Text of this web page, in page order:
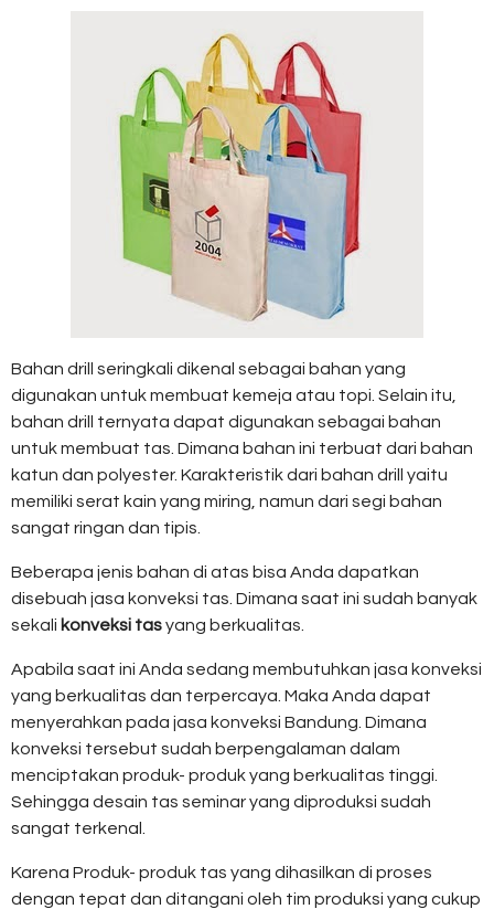
Bahan drill seringkali dikenal sebagai bahan yang
digunakan untuk membuat kemeja atau topi. Selain itu,
bahan drill ternyata dapat digunakan sebagai bahan
untuk membuat tas. Dimana bahan ini terbuat dari bahan
katun dan polyester. Karakteristik dari bahan drill yaitu
memiliki serat kain yang miring, namun dari segi bahan
sangat ringan dan tipis.
Beberapa jenis bahan di atas bisa Anda dapatkan
disebuah jasa konveksi tas. Dimana saat ini sudah banyak
sekali konveksi tasyang berkualitas.
Apabila saat ini Anda sedang membutuhkan jasa konveksi
yang berkualitas dan terpercaya. Maka Anda dapat
menyerahkan pada jasa konveksi Bandung. Dimana
konveksi tersebut sudah berpengalaman dalam
menciptakan produk- produk yang berkualitas tinggi.
Sehingga desain tas seminar yang diproduksi sudah
sangat terkenal.
Karena Produk- produk tas yang dihasilkan di proses
dengan tepat dan ditangani oleh tim produksi yang cukup